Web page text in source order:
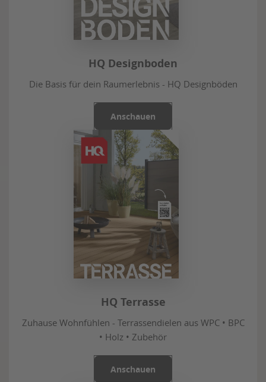
HQ Designboden
Die Basis für dein Raumerlebnis - HQ Designböden
Anschauen
HQ Terrasse
Zuhause Wohnfühlen - Terrassendielen aus WPC • BPC
• Holz • Zubehör
Anschauen